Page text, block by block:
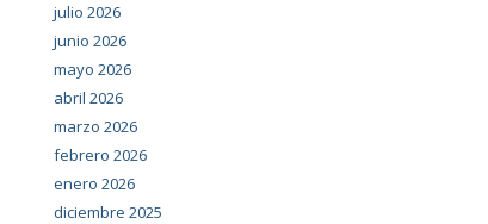
julio 2026
junio 2026
mayo 2026
abril 2026
marzo 2026
febrero 2026
enero 2026
diciembre 2025